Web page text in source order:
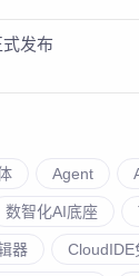
发布
Agent
数智化AI底座
器 CloudIDE